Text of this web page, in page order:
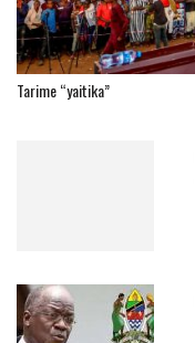
Tarime “yaitika”